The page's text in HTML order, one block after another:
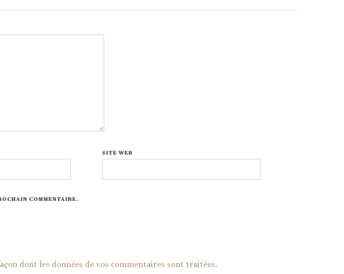
SITE WEB
COMMENTAIRE.
dont les données de vos commentaires sont traitées.